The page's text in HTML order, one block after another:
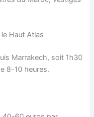
Haut Atlas
Marrakech, soit 1h30
8-10 heures.